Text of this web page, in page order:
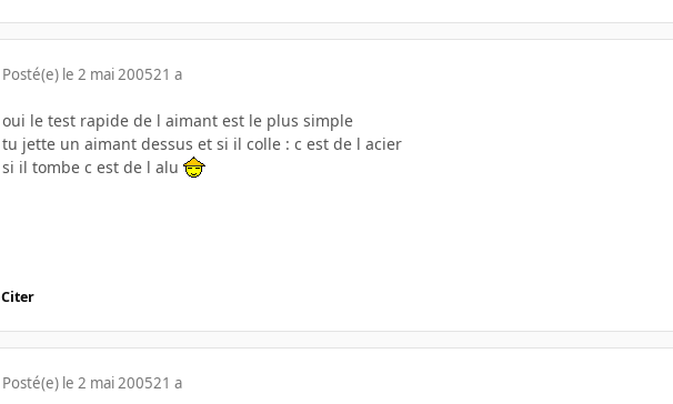
Posté(e) le 2 mai 200521 a
oui le test rapide de l aimant est le plus simple
tu jette un aimant dessus et si il colle : c est de l acier
si il tombe c est de l alu
Citer
Posté(e) le 2 mai 200521 a